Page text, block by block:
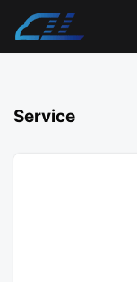
Service